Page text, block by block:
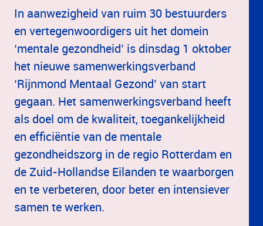
In aanwezigheid van ruim 30 bestuurders
en vertegenwoordigers uit het domein
‘mentale gezondheid’ is dinsdag 1 oktober
het nieuwe samenwerkingsverband
‘Rijnmond Mentaal Gezond’ van start
gegaan. Het samenwerkingsverband heeft
als doel om de kwaliteit, toegankelijkheid
en efficiëntie van de mentale
gezondheidszorg in de regio Rotterdam en
de Zuid-Hollandse Eilanden te waarborgen
en te verbeteren, door beter en intensiever
samen te werken.